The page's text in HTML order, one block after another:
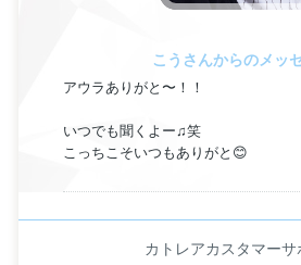
こうさんからのメッ
アウラありがと〜！！
いつでも聞くよー♫笑
こっちこそいつもありがと😊
カトレアカスタマーサ